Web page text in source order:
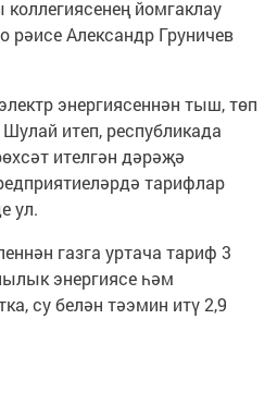
йомгаклау
Александр Груничев
энергиясеннән тыш, төп
итеп, республикада
ителгән дәрәҗә
тарифлар
ул.
газга уртача тариф 3
энергиясе һәм
су белән тәэмин итү 2,9